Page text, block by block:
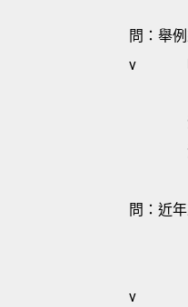
問：舉
v
問：近
v